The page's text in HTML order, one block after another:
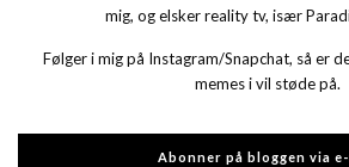
mig, og elsker reality tv, især
Følger i mig på Instagram/Snapchat, så er
memes i vil støde på.
Abonner på bloggen via e-